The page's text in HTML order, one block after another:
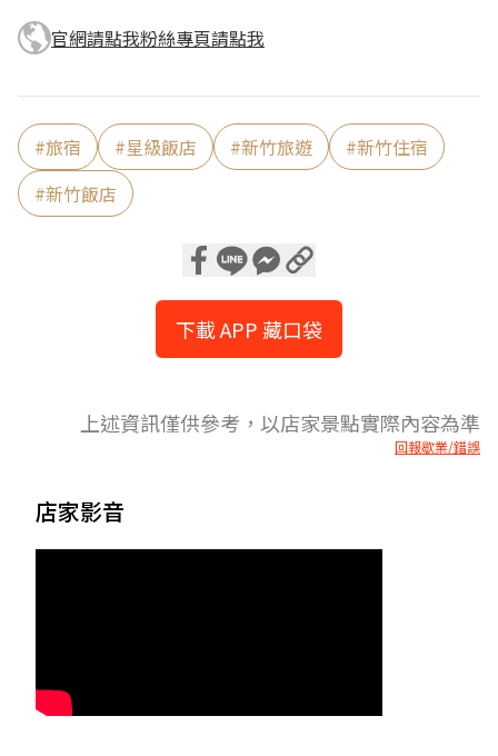
官網請點我粉絲專頁請點我
#旅宿 #星級飯店 #新竹旅遊 #新竹住宿
#新竹飯店
下載 APP 藏口袋
上述資訊僅供參考，以店家景點實際內容為準
回報歇業/錯誤
店家影音